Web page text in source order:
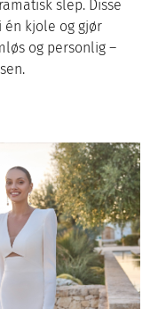
slep. Disse
kjole og gjør
og personlig –